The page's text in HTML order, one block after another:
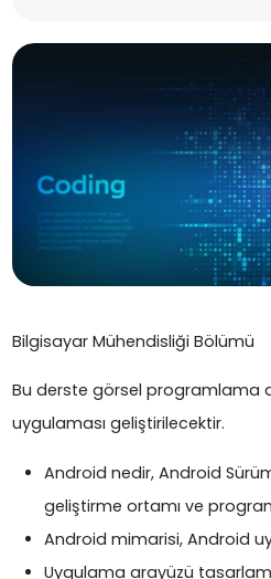
Bilgisayar Mühendisliği Bölümü
Bu derste görsel programlama
uygulaması geliştirilecektir.
Android nedir, Android
geliştirme ortamı ve
Android mimarisi, Android
Uygulama arayüzü